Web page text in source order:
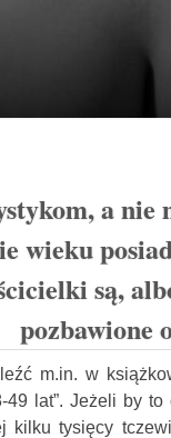
a nie
wieku
są,
pozbawione
m.in. w
lat”. Jeżeli by
kilku tysięcy